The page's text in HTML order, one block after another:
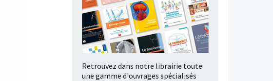
Retrouvez dans notre librairie toute
une gamme d'ouvrages spécialisés